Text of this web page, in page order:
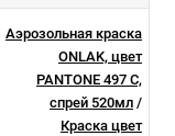
Аэрозольная краска
ONLAK, цвет
PANTONE 497 C,
спрей 520мл /
Краска цвет